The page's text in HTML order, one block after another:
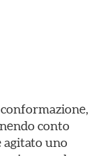
conformazione,
conto
agitato uno